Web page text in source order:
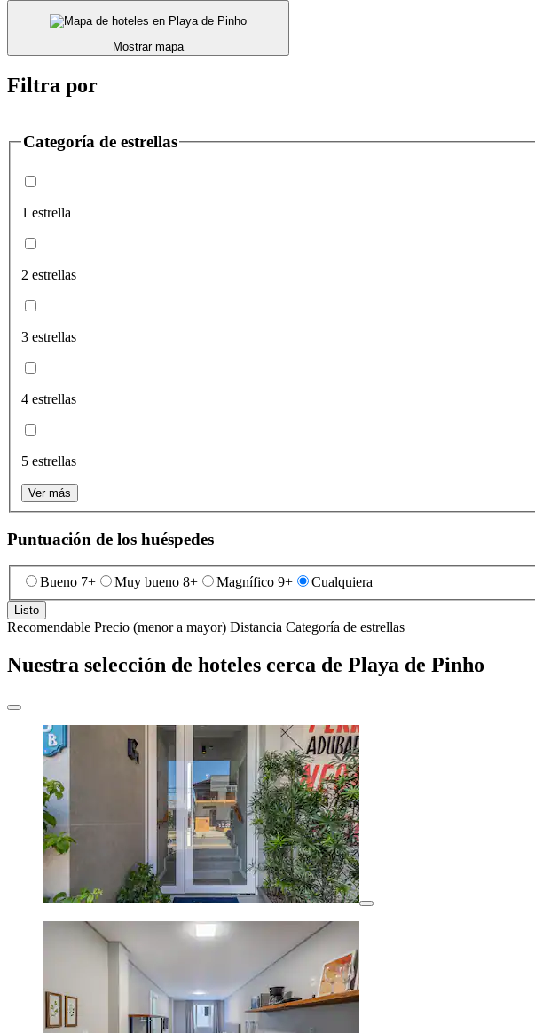
Mostrar mapa
Filtra por
Categoría de estrellas
1 estrella
2 estrellas
3 estrellas
4 estrellas
5 estrellas
Ver más
Puntuación de los huéspedes
Bueno 7+ Muy bueno 8+ Magnífico 9+ Cualquiera
Listo
Recomendable Precio (menor a mayor) Distancia Categoría de estrellas
Nuestra selección de hoteles cerca de Playa de Pinho